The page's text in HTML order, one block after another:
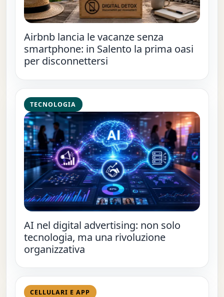
Airbnb lancia le vacanze senza
smartphone: in Salento la prima oasi
per disconnettersi
TECNOLOGIA
AI nel digital advertising: non solo
tecnologia, ma una rivoluzione
organizzativa
CELLULARI E APP